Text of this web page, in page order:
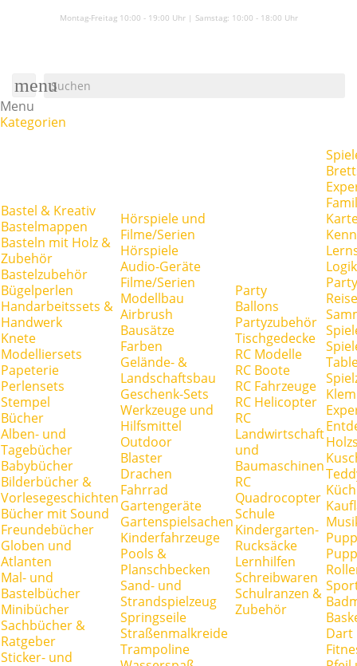
Montag-Freitag 10:00 - 19:00 Uhr | Samstag: 10:00 - 18:00 Uhr
menu
Menu
Kategorien
Bastel & Kreativ
Bastelmappen
Basteln mit Holz &
Zubehör
Bastelzubehör
Bügelperlen
Handarbeitssets &
Handwerk
Knete
Modelliersets
Papeterie
Perlensets
Stempel
Bücher
Alben- und
Tagebücher
Babybücher
Bilderbücher &
Vorlesegeschichten
Bücher mit Sound
Freundebücher
Globen und
Atlanten
Mal- und
Bastelbücher
Minibücher
Sachbücher &
Ratgeber
Sticker- und
Hörspiele und
Filme/Serien
Hörspiele
Audio-Geräte
Filme/Serien
Modellbau
Airbrush
Bausätze
Farben
Gelände- &
Landschaftsbau
Geschenk-Sets
Werkzeuge und
Hilfsmittel
Outdoor
Blaster
Drachen
Fahrrad
Gartengeräte
Gartenspielsachen
Kinderfahrzeuge
Pools &
Planschbecken
Sand- und
Strandspielzeug
Springseile
Straßenmalkreide
Trampoline
Party
Ballons
Partyzubehör
Tischgedecke
RC Modelle
RC Boote
RC Fahrzeuge
RC Helicopter
RC
Landwirtschaft
und
Baumaschinen
RC
Quadrocopter
Schule
Kindergarten-
Rucksäcke
Lernhilfen
Schreibwaren
Schulranzen &
Zubehör
Dart